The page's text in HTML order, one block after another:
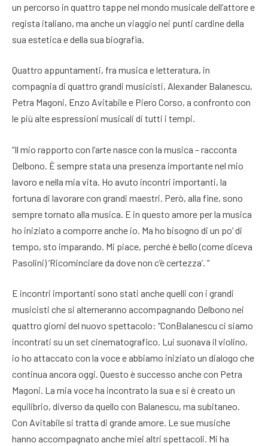
un percorso in quattro tappe nel mondo musicale dell’attore e
regista italiano, ma anche un viaggio nei punti cardine della
sua estetica e della sua biografia.
Quattro appuntamenti, fra musica e letteratura, in
compagnia di quattro grandi musicisti, Alexander Balanescu,
Petra Magoni, Enzo Avitabile e Piero Corso, a confronto con
le più alte espressioni musicali di tutti i tempi.
“Il mio rapporto con l’arte nasce con la musica – racconta
Delbono. È sempre stata una presenza importante nel mio
lavoro e nella mia vita. Ho avuto incontri importanti, la
fortuna di lavorare con grandi maestri. Però, alla fine, sono
sempre tornato alla musica. E in questo amore per la musica
ho iniziato a comporre anche io. Ma ho bisogno di un po’ di
tempo, sto imparando. Mi piace, perché è bello (come diceva
Pasolini) ‘Ricominciare da dove non c’è certezza’. “
E incontri importanti sono stati anche quelli con i grandi
musicisti che si alterneranno accompagnando Delbono nei
quattro giorni del nuovo spettacolo: “ConBalanescu ci siamo
incontrati su un set cinematografico. Lui suonava il violino,
io ho attaccato con la voce e abbiamo iniziato un dialogo che
continua ancora oggi. Questo è successo anche con Petra
Magoni. La mia voce ha incontrato la sua e si è creato un
equilibrio, diverso da quello con Balanescu, ma subitaneo.
Con Avitabile si tratta di grande amore. Le sue musiche
hanno accompagnato anche miei altri spettacoli. Mi ha